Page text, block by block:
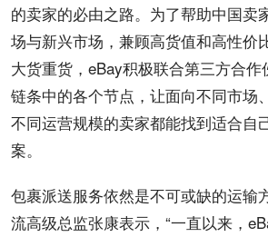
的卖家的必由之路。为了帮助中国卖
场与新兴市场，兼顾高货值和高性价
大货重货，eBay积极联合第三方合
链条中的各个节点，让面向不同市场
不同运营规模的卖家都能找到适合自
案。
包裹派送服务依然是不可或缺的运输
流高级总监张康表示，“一直以来，